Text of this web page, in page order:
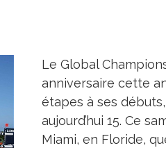
Le Global
anniversaire cette
étapes à ses
aujourd’hui 15. Ce
Miami, en Floride,